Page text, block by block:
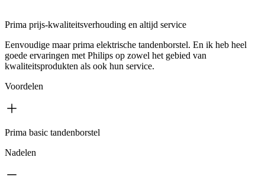
Prima prijs-kwaliteitsverhouding en altijd service
Eenvoudige maar prima elektrische tandenborstel. En ik heb heel
goede ervaringen met Philips op zowel het gebied van
kwaliteitsprodukten als ook hun service.
Voordelen
Prima basic tandenborstel
Nadelen